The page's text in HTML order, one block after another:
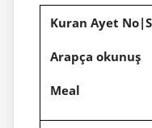
Kuran Ayet
Arapça okunuş
Meal